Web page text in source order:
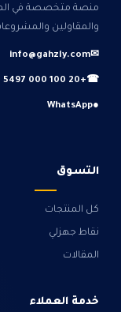
منصة متخصصة في
والمقاولين
✉
info@gahzly.com
☎
+20 100 000 5497
●
WhatsApp
التسوق
كل المنتجات
نقاط جهزلي
المقالات
خدمة العملاء